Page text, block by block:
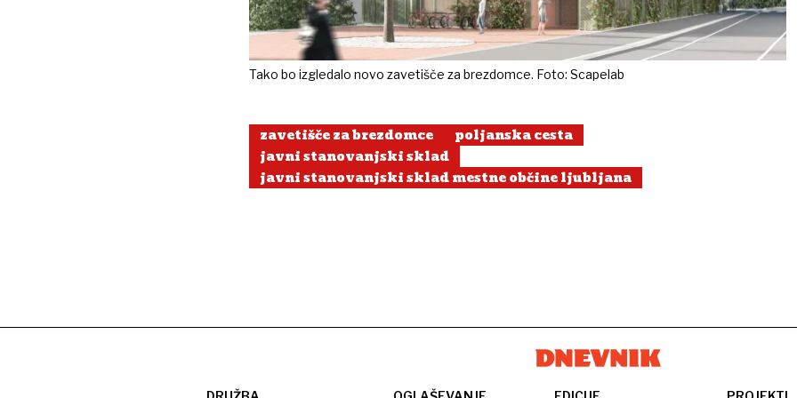
Tako bo izgledalo novo zavetišče za brezdomce. Foto: Scapelab
zavetišče za brezdomce
poljanska cesta
javni stanovanjski sklad
javni stanovanjski sklad mestne občine ljubljana